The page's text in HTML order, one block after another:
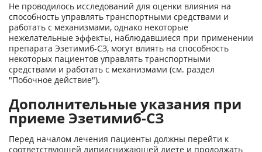
Не проводилось исследований для оценки влияния на
способность управлять транспортными средствами и
работать с механизмами, однако некоторые
нежелательные эффекты, наблюдавшиеся при применении
препарата Эзетимиб-СЗ, могут влиять на способность
некоторых пациентов управлять транспортными
средствами и работать с механизмами (см. раздел
"Побочное действие").
Дополнительные указания при
приеме Эзетимиб-СЗ
Перед началом лечения пациенты должны перейти к
соответствующей липидснижающей диете и продолжать